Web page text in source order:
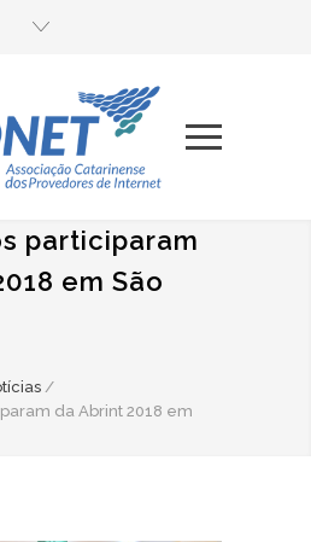
participaram
em São
/
da Abrint 2018 em